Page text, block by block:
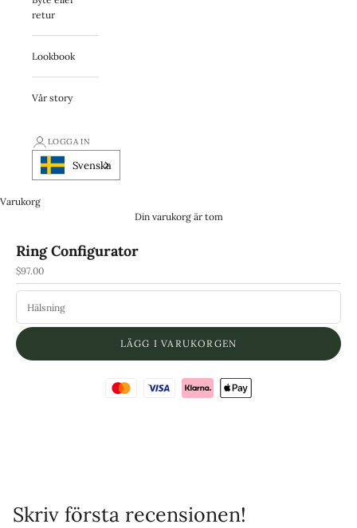
retur
Lookbook
Vår story
LOGGA IN
Svenska
Varukorg
Din varukorg är tom
Ring Configurator
REA-pris
$97.00
LÄGG I VARUKORGEN
Skriv första recensionen!